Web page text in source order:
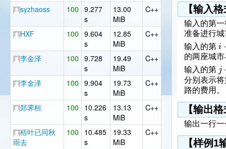
syzhaoss 100 9.277
s
13.00
MiB
C++
HXF 100 9.604
s
12.85
MiB
C++
李金泽 100 9.728
s
19.49
MiB
C++
李金泽 100 9.904
s
19.73
MiB
C++
郑霁桓 100
10.226
s
13.13
MiB
C++
梧叶已同秋
雨去
100
10.485
s
19.33
MiB
C++
【输入
输入的第
准备进行
输入的第 i
的两座城
输入的第 j
分别表示
路的费用。
【输出
输出一行
【样例1